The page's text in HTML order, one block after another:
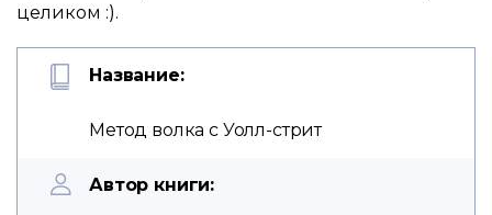
целиком :).
Название:
Метод волка с Уолл-стрит
Автор книги: